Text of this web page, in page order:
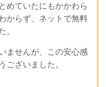
めていたにもかかわら
からず、ネットで無料
。
ませんが、この安心感
ございました。